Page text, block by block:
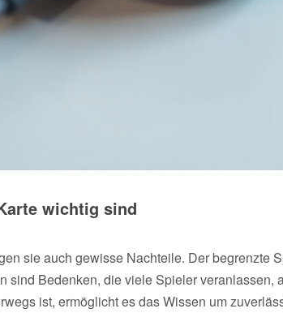
wichtig sind
sie auch gewisse Nachteile. Der begrenzte
sind Bedenken, die viele Spieler veranlassen,
ist, ermöglicht es das Wissen um